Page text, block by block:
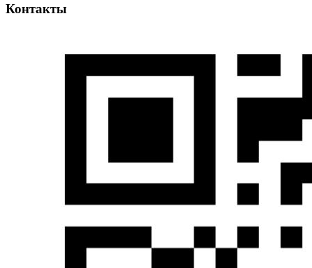
Контакты